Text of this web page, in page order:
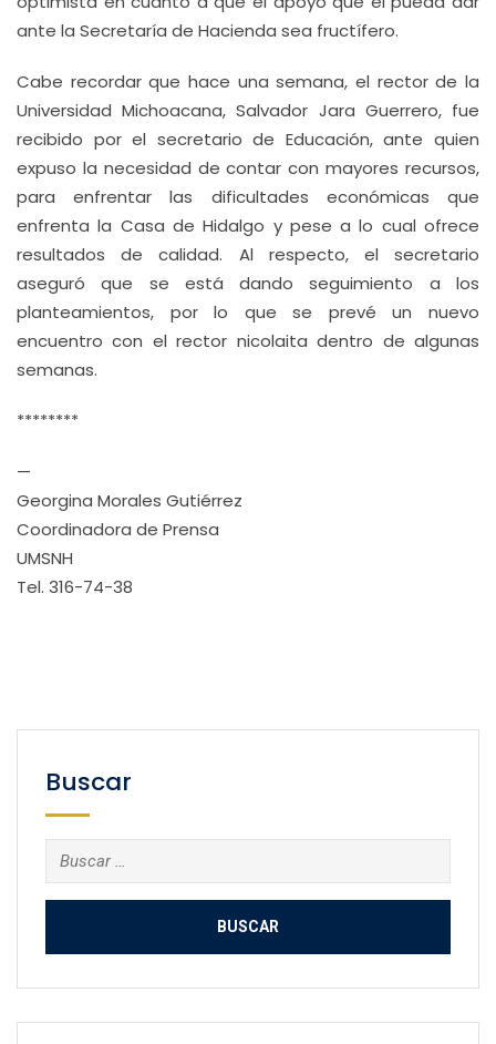
ante la Secretaría de Hacienda sea fructífero.
Cabe recordar que hace una semana, el rector de la
Universidad Michoacana, Salvador Jara Guerrero, fue
recibido por el secretario de Educación, ante quien
expuso la necesidad de contar con mayores recursos,
para enfrentar las dificultades económicas que
enfrenta la Casa de Hidalgo y pese a lo cual ofrece
resultados de calidad. Al respecto, el secretario
aseguró que se está dando seguimiento a los
planteamientos, por lo que se prevé un nuevo
encuentro con el rector nicolaita dentro de algunas
semanas.
********
—
Georgina Morales Gutiérrez
Coordinadora de Prensa
UMSNH
Tel. 316-74-38
Buscar
Buscar: